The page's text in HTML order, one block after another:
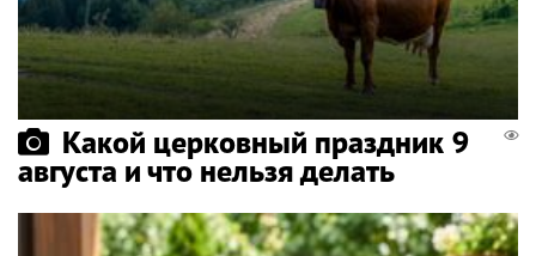
Какой церковный праздник 9
августа и что нельзя делать